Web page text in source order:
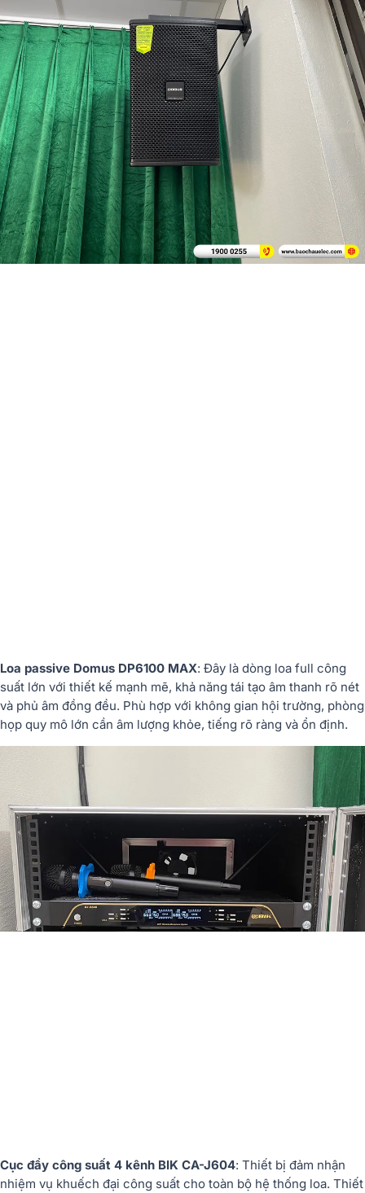
Loa passive Domus DP6100 MAX: Đây là dòng loa full công
suất lớn với thiết kế mạnh mẽ, khả năng tái tạo âm thanh rõ nét
và phủ âm đồng đều. Phù hợp với không gian hội trường, phòng
họp quy mô lớn cần âm lượng khỏe, tiếng rõ ràng và ổn định.
Cục đẩy công suất 4 kênh BIK CA-J604: Thiết bị đảm nhận
nhiệm vụ khuếch đại công suất cho toàn bộ hệ thống loa. Thiết